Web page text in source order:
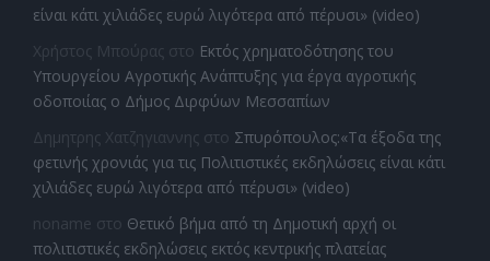
είναι κάτι χιλιάδες ευρώ λιγότερα από πέρυσι» (video)
Χρήστος Μπούρας στο Εκτός χρηματοδότησης του
Υπουργείου Αγροτικής Ανάπτυξης για έργα αγροτικής
οδοποιίας ο Δήμος Διρφύων Μεσσαπίων
Δημητρης Χατζηγιαννης στο Σπυρόπουλος:«Τα έξοδα της
φετινής χρονιάς για τις Πολιτιστικές εκδηλώσεις είναι κάτι
χιλιάδες ευρώ λιγότερα από πέρυσι» (video)
noname στο Θετικό βήμα από τη Δημοτική αρχή οι
πολιτιστικές εκδηλώσεις εκτός κεντρικής πλατείας